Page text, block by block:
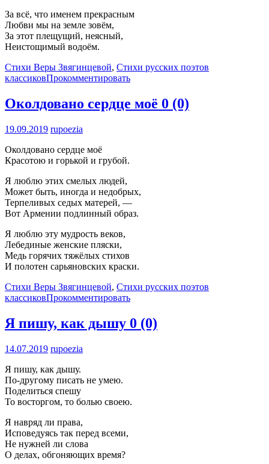
За всё, что именем прекрасным
Любви мы на земле зовём,
За этот плещущий, неясный,
Неистощимый водоём.
Стихи Веры Звягинцевой, Стихи русских поэтов
классиковПрокомментировать
Околдовано сердце моё 0 (0)
19.09.2019 rupoezia
Околдовано сердце моё
Красотою и горькой и грубой.
Я люблю этих смелых людей,
Может быть, иногда и недобрых,
Терпеливых седых матерей, —
Вот Армении подлинный образ.
Я люблю эту мудрость веков,
Лебединые женские пляски,
Медь горячих тяжёлых стихов
И полотен сарьяновских краски.
Стихи Веры Звягинцевой, Стихи русских поэтов
классиковПрокомментировать
Я пишу, как дышу 0 (0)
14.07.2019 rupoezia
Я пишу, как дышу.
По-другому писать не умею.
Поделиться спешу
То восторгом, то болью своею.
Я навряд ли права,
Исповедуясь так перед всеми,
Не нужней ли слова
О делах, обгоняющих время?